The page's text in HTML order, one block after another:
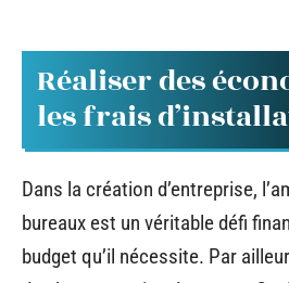
Réaliser des
les frais
Dans la création d’entreprise,
bureaux est un véritable défi
budget qu’il nécessite. Par